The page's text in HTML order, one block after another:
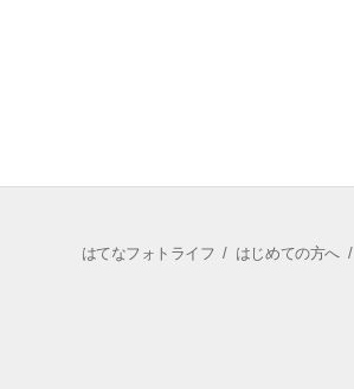
はてなフォトライフ / はじめての方へ/